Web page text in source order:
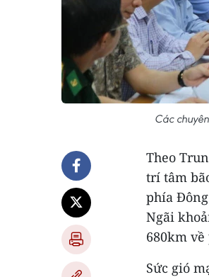
Các
Theo
trí tâm
phía
Ngãi
680km
Sức gió